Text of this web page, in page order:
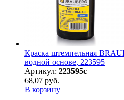
Краска штемпельная
водной основе, 223595
Артикул: 223595с
68,07 руб.
В корзину